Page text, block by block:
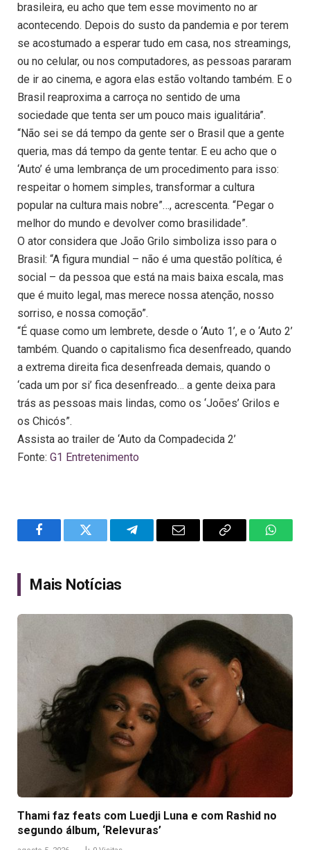
brasileira, eu acho que tem esse movimento no ar
acontecendo. Depois do susto da pandemia e por terem
se acostumado a esperar tudo em casa, nos streamings,
ou no celular, ou nos computadores, as pessoas pararam
de ir ao cinema, e agora elas estão voltando também. E o
Brasil reaproxima a carroça no sentido de uma
sociedade que tenta ser um pouco mais igualitária”.
“Não sei se dá tempo da gente ser o Brasil que a gente
queria, mas dá tempo da gente tentar. E eu acho que o
‘Auto’ é uma lembrança de um procedimento para isso:
respeitar o homem simples, transformar a cultura
popular na cultura mais nobre”…, acrescenta. “Pegar o
melhor do mundo e devolver como brasilidade”.
O ator considera que João Grilo simboliza isso para o
Brasil: “A figura mundial – não é uma questão política, é
social – da pessoa que está na mais baixa escala, mas
que é muito legal, mas merece nossa atenção, nosso
sorriso, e nossa comoção”.
“É quase como um lembrete, desde o ‘Auto 1’, e o ‘Auto 2’
também. Quando o capitalismo fica desenfreado, quando
a extrema direita fica desenfreada demais, quando o
‘cada um por si’ fica desenfreado… a gente deixa para
trás as pessoas mais lindas, como os ‘Joões’ Grilos e
os Chicós”.
Assista ao trailer de ‘Auto da Compadecida 2’
Fonte: G1 Entretenimento
FacebookTwitter TelegramEmail
Copy
Mais Notícias
Thami faz feats com Luedji Luna e com Rashid no
segundo álbum, ‘Relevuras’